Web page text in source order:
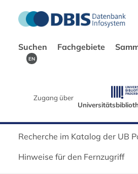
Suchen Fachgebiete
EN
Zugang über
Recherche im Katalog der UB
Hinweise für den Fernzugriff